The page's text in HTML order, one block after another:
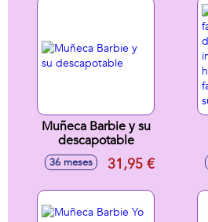
Muñeca Barbie y su
descapotable
36 meses 31,95 €